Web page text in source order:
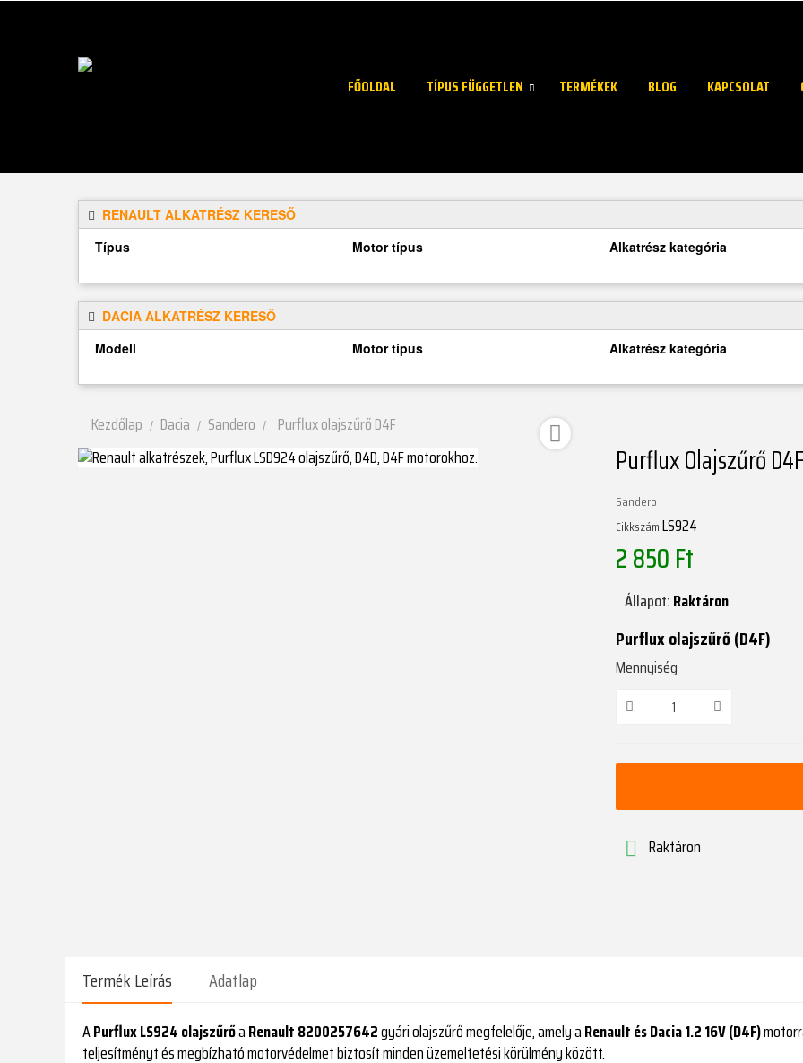
FŐOLDAL TÍPUS FÜGGETLEN TERMÉKEK BLOG KAPCSOLAT
RENAULT ALKATRÉSZ KERESŐ
Típus
Motor típus Alkatrész kategória
DACIA ALKATRÉSZ KERESŐ
Modell
Motor típus Alkatrész kategória
Kezdőlap Dacia Sandero Purflux olajszűrő D4F 
Purflux Olajszűrő D4F
Sandero
CikkszámLS924
2 850 Ft
Állapot:Raktáron
Purflux olajszűrő (D4F)
Mennyiség
 Raktáron
Termék Leírás Adatlap
APurflux LS924 olajszűrőaRenault 8200257642gyári olajszűrő megfelelője, amely aRenault és Dacia 1.2 16V (D4F)
teljesítményt és megbízható motorvédelmet biztosít minden üzemeltetési körülmény között.